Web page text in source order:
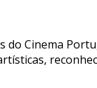
do Cinema